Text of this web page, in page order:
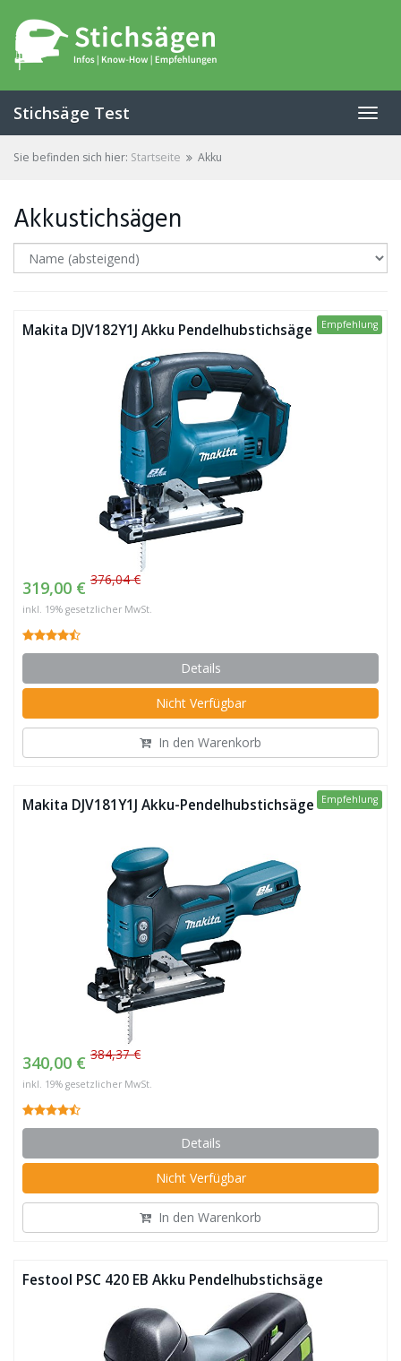
main
content
Stichsäge Test
Sie befinden sich hier: Startseite Akku
Akkustichsägen
Empfehlung
Makita DJV182Y1J Akku Pendelhubstichsäge
319,00 € 376,04 €
inkl. 19% gesetzlicher MwSt.
Details
Nicht Verfügbar
In den Warenkorb
Empfehlung
Makita DJV181Y1J Akku-Pendelhubstichsäge
340,00 € 384,37 €
inkl. 19% gesetzlicher MwSt.
Details
Nicht Verfügbar
In den Warenkorb
Festool PSC 420 EB Akku Pendelhubstichsäge